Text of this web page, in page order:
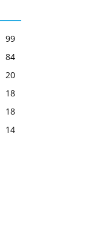
99
84
20
18
18
14